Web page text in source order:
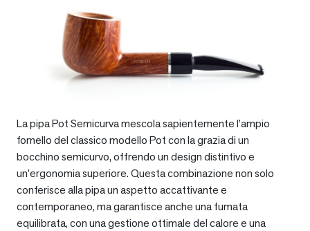
La pipa Pot Semicurva mescola sapientemente l’ampio
fornello del classico modello Pot con la grazia di un
bocchino semicurvo, offrendo un design distintivo e
un’ergonomia superiore. Questa combinazione non solo
conferisce alla pipa un aspetto accattivante e
contemporaneo, ma garantisce anche una fumata
equilibrata, con una gestione ottimale del calore e una